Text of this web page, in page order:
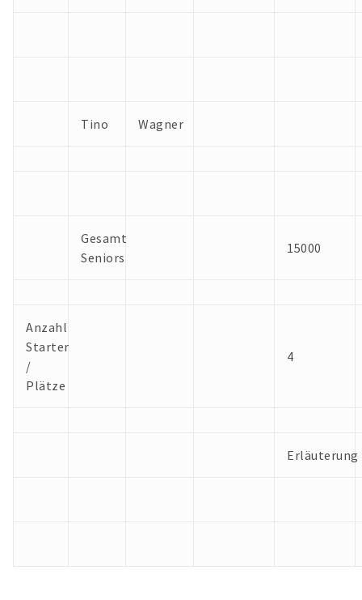
Tino Wagner
Gesamt
Seniors
15000
Anzahl
Starter
/
Plätze
4
Erläuterung